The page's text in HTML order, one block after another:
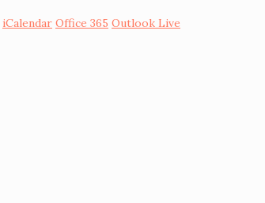
iCalendar Office 365 Outlook Live